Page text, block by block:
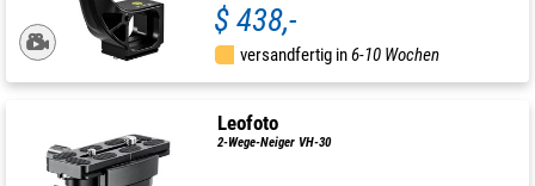
$ 438,-
versandfertig in6-10 Wochen
Leofoto
2-Wege-Neiger VH-30